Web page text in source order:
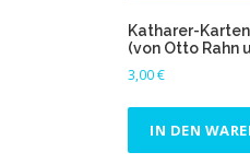
Katharer-
(von Otto Rahn
3,00€
IN DEN